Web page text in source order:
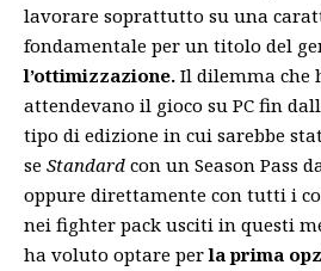
lavorare soprattutto su una
fondamentale per un titolo del
l’ottimizzazione. Il dilemma che
attendevano il gioco su PC fin
tipo di edizione in cui sarebbe
se Standard con un Season Pass
oppure direttamente con tutti i
nei fighter pack usciti in questi
ha voluto optare perla prima